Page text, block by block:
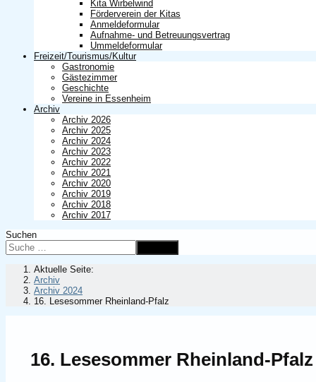
Kita Wirbelwind
Förderverein der Kitas
Anmeldeformular
Aufnahme- und Betreuungsvertrag
Ummeldeformular
Freizeit/Tourismus/Kultur
Gastronomie
Gästezimmer
Geschichte
Vereine in Essenheim
Archiv
Archiv 2026
Archiv 2025
Archiv 2024
Archiv 2023
Archiv 2022
Archiv 2021
Archiv 2020
Archiv 2019
Archiv 2018
Archiv 2017
Suchen
Aktuelle Seite:
Archiv
Archiv 2024
16. Lesesommer Rheinland-Pfalz
16. Lesesommer Rheinland-Pfalz